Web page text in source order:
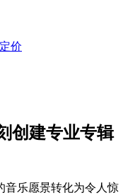
定价
创建专业专辑
音乐愿景转化为令人惊